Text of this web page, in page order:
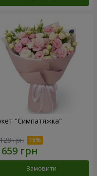
"Симпатяжка"
грн
Замовити